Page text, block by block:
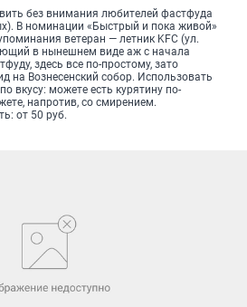
без внимания любителей фастфуда
В номинации «Быстрый и пока живой»
ветеран — летник KFC (ул.
в нынешнем виде аж с начала
здесь все по-простому, зато
на Вознесенский собор. Использовать
вкусу: можете есть курятину по-
напротив, со смирением.
от 50 руб.